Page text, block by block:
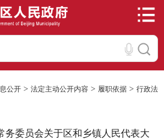
公开 > 法定主动公开内容 > 履职依据 > 行政法
务委员会关于区和乡镇人民代表大